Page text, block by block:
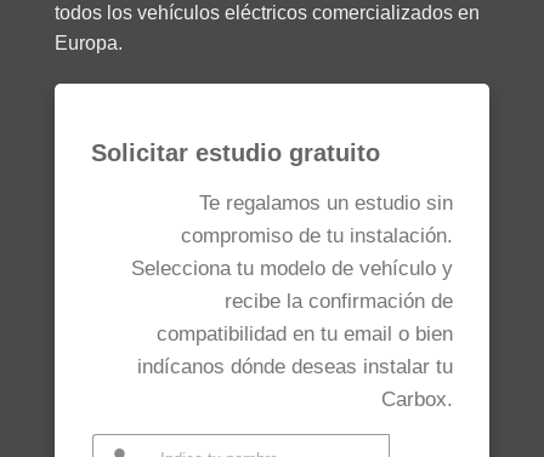
todos los vehículos eléctricos comercializados en
Europa.
Solicitar estudio gratuito
Te regalamos un estudio sin
compromiso de tu instalación.
Selecciona tu modelo de vehículo y
recibe la confirmación de
compatibilidad en tu email o bien
indícanos dónde deseas instalar tu
Carbox.